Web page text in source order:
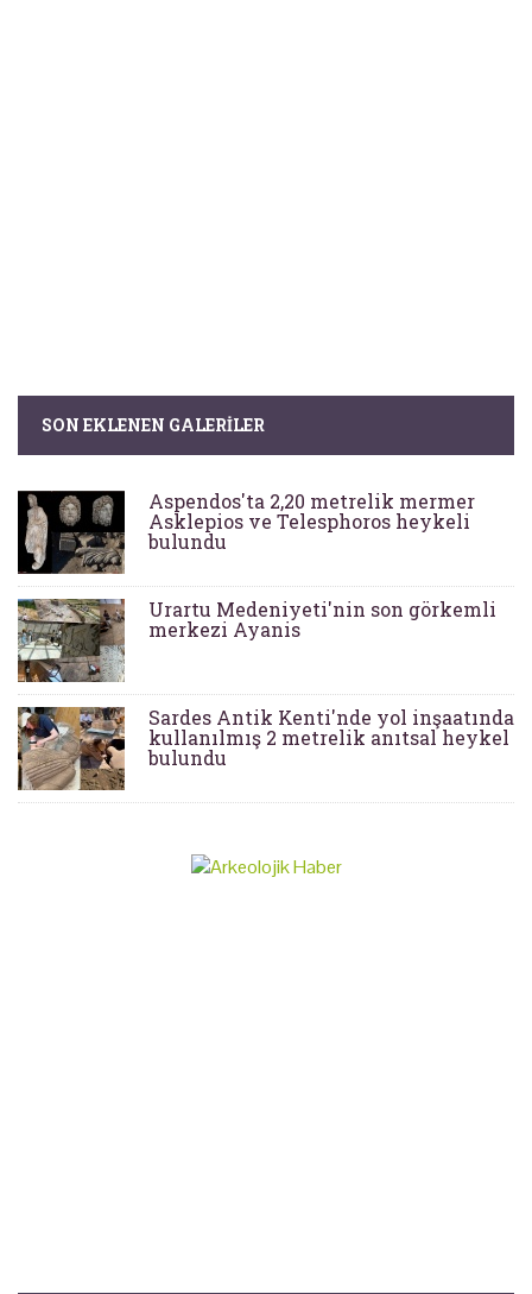
SON EKLENEN GALERILER
Aspendos'ta 2,20 metrelik mermer
Asklepios ve Telesphoros heykeli
bulundu
Urartu Medeniyeti'nin son görkemli
merkezi Ayanis
Sardes Antik Kenti'nde yol inşaatında
kullanılmış 2 metrelik anıtsal heykel
bulundu